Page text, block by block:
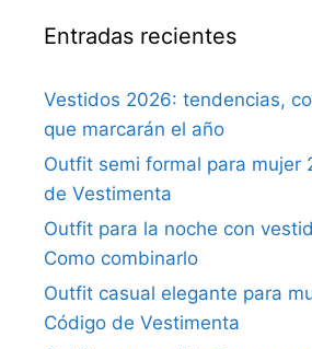
Entradas recientes
Vestidos 2026: tendencias,
que marcarán el año
Outfit semi formal para mujer
de Vestimenta
Outfit para la noche con
Como combinarlo
Outfit casual elegante para
Código de Vestimenta